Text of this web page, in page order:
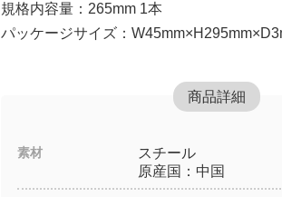
規格内容量：265mm 1本
パッケージサイズ：
商品詳細
素材
スチール
原産国：中国